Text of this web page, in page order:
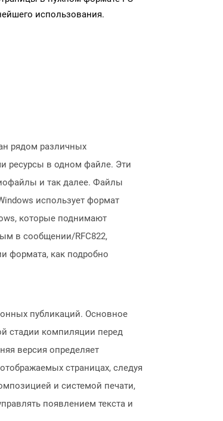
использования.
рядом различных
ресурсы в одном файле. Эти
и так далее. Файлы
использует формат
которые поднимают
в сообщении/RFC822,
формата, как подробно
публикаций. Основное
стадии компиляции перед
версия определяет
страницах, следуя
и системой печати,
появлением текста и